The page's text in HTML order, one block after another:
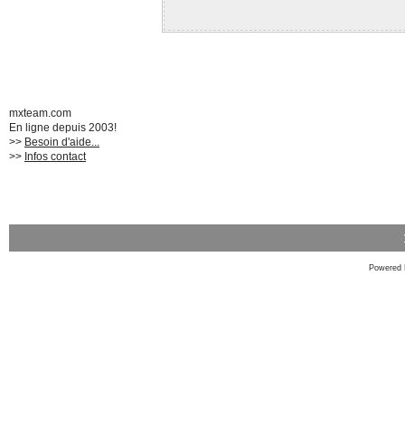
mxteam.com
En ligne depuis 2003!
>> Besoin d'aide...
>> Infos contact